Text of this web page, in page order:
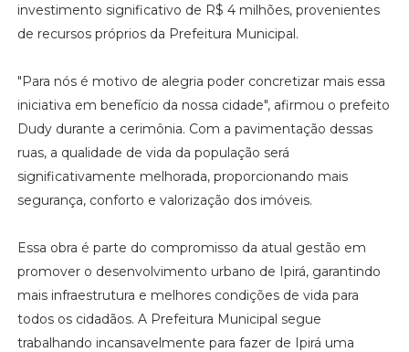
investimento significativo de R$ 4 milhões, provenientes
de recursos próprios da Prefeitura Municipal.
"Para nós é motivo de alegria poder concretizar mais essa
iniciativa em benefício da nossa cidade", afirmou o prefeito
Dudy durante a cerimônia. Com a pavimentação dessas
ruas, a qualidade de vida da população será
significativamente melhorada, proporcionando mais
segurança, conforto e valorização dos imóveis.
Essa obra é parte do compromisso da atual gestão em
promover o desenvolvimento urbano de Ipirá, garantindo
mais infraestrutura e melhores condições de vida para
todos os cidadãos. A Prefeitura Municipal segue
trabalhando incansavelmente para fazer de Ipirá uma